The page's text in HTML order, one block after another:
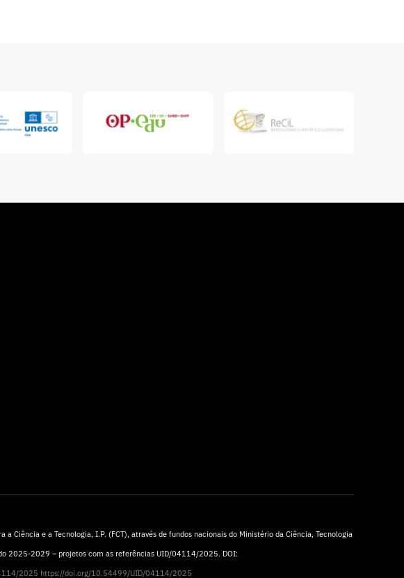
a Ciência e a Tecnologia, I.P. (FCT), através de fundos nacionais do Ministério da Ciência, Tecnologia
2025-2029 – projetos com as referências UID/04114/2025. DOI:
2025 https://doi.org/10.54499/UID/04114/2025